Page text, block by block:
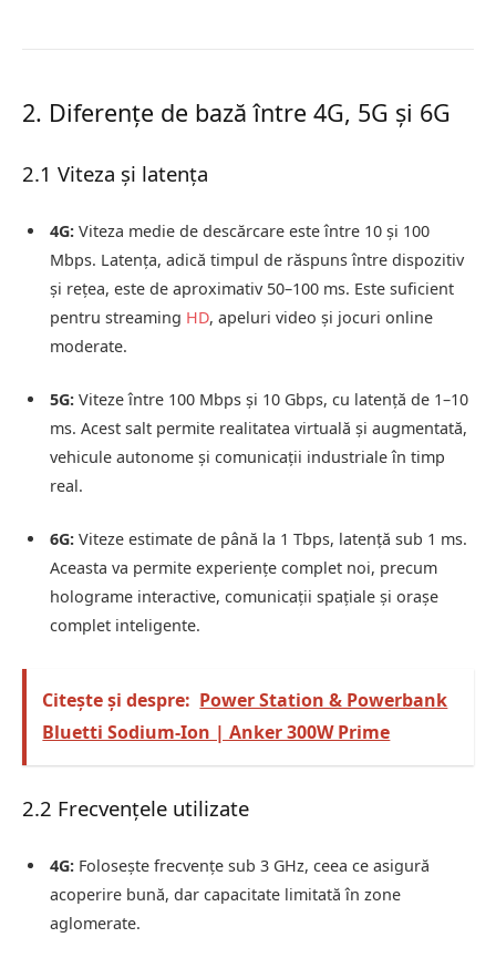
2. Diferențe de bază între 4G, 5G și 6G
2.1 Viteza și latența
4G: Viteza medie de descărcare este între 10 și 100
Mbps. Latența, adică timpul de răspuns între dispozitiv
și rețea, este de aproximativ 50–100 ms. Este suficient
pentru streaming HD, apeluri video și jocuri online
moderate.
5G: Viteze între 100 Mbps și 10 Gbps, cu latență de 1–10
ms. Acest salt permite realitatea virtuală și augmentată,
vehicule autonome și comunicații industriale în timp
real.
6G: Viteze estimate de până la 1 Tbps, latență sub 1 ms.
Aceasta va permite experiențe complet noi, precum
holograme interactive, comunicații spațiale și orașe
complet inteligente.
Citește și despre: Power Station & Powerbank
Bluetti Sodium‑Ion | Anker 300W Prime
2.2 Frecvențele utilizate
4G: Folosește frecvențe sub 3 GHz, ceea ce asigură
acoperire bună, dar capacitate limitată în zone
aglomerate.